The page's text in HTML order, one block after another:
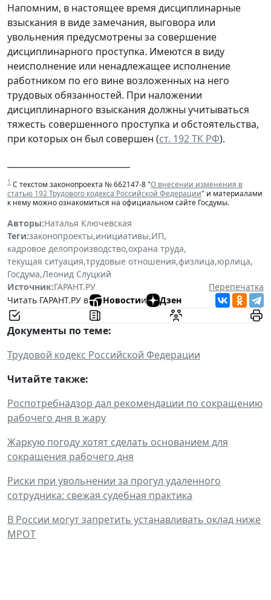
Напомним, в настоящее время дисциплинарные
взыскания в виде замечания, выговора или
увольнения предусмотрены за совершение
дисциплинарного проступка. Имеются в виду
неисполнение или ненадлежащее исполнение
работником по его вине возложенных на него
трудовых обязанностей. При наложении
дисциплинарного взыскания должны учитываться
тяжесть совершенного проступка и обстоятельства,
при которых он был совершен (ст. 192 ТК РФ).
1 С текстом законопроекта № 662147-8 "О внесении изменения в
статью 192 Трудового кодекса Российской Федерации" и материалами
к нему можно ознакомиться на официальном сайте Госдумы.
Авторы:Наталья Ключевская
Теги:законопроекты,инициативы,ИП,
кадровое делопроизводство,охрана труда,
текущая ситуация,трудовые отношения,физлица,юрлица,
Госдума,Леонид Слуцкий
Источник:ГАРАНТ.РУ
Перепечатка
Читать ГАРАНТ.РУ в
Новостии Дзен
Документы по теме:
Трудовой кодекс Российской Федерации
Читайте также:
Роспотребнадзор дал рекомендации по сокращению
рабочего дня в жару
Жаркую погоду хотят сделать основанием для
сокращения рабочего дня
Риски при увольнении за прогул удаленного
сотрудника: свежая судебная практика
В России могут запретить устанавливать оклад ниже
МРОТ